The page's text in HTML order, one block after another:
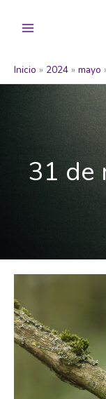
Inicio 2024 mayo
31 de